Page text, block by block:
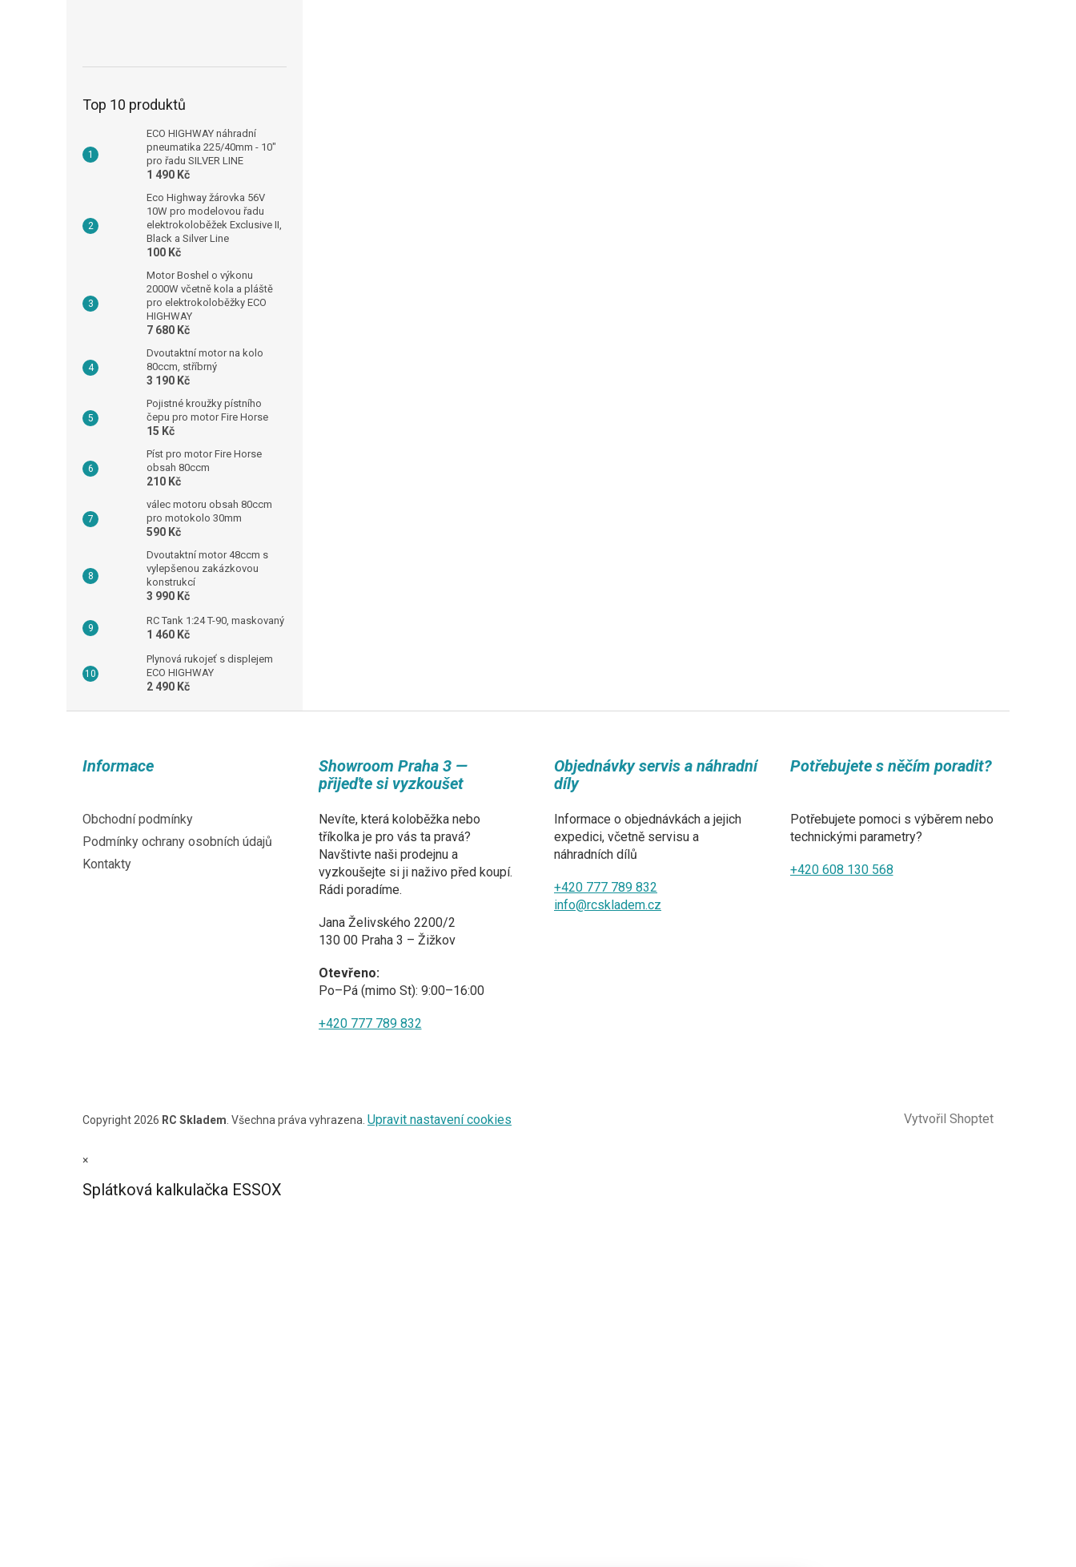
Top 10 produktů
ECO HIGHWAY náhradní
pneumatika 225/40mm - 10"
pro řadu SILVER LINE
1 490 Kč
Eco Highway žárovka 56V
10W pro modelovou řadu
elektrokoloběžek Exclusive II,
Black a Silver Line
100 Kč
Motor Boshel o výkonu
2000W včetně kola a pláště
pro elektrokoloběžky ECO
HIGHWAY
7 680 Kč
Dvoutaktní motor na kolo
80ccm, stříbrný
3 190 Kč
Pojistné kroužky pístního
čepu pro motor Fire Horse
15 Kč
Píst pro motor Fire Horse
obsah 80ccm
210 Kč
válec motoru obsah 80ccm
pro motokolo 30mm
590 Kč
Dvoutaktní motor 48ccm s
vylepšenou zakázkovou
konstrukcí
3 990 Kč
RC Tank 1:24 T-90, maskovaný
1 460 Kč
Plynová rukojeť s displejem
ECO HIGHWAY
2 490 Kč
Informace
Obchodní podmínky
Podmínky ochrany osobních údajů
Kontakty
Showroom Praha 3 —
přijeďte si vyzkoušet
Nevíte, která koloběžka nebo
tříkolka je pro vás ta pravá?
Navštivte naši prodejnu a
vyzkoušejte si ji naživo před koupí.
Rádi poradíme.
Jana Želivského 2200/2
130 00 Praha 3 – Žižkov
Otevřeno:
Po–Pá (mimo St): 9:00–16:00
+420 777 789 832
Objednávky servis a náhradní
díly
Informace o objednávkách a jejich
expedici, včetně servisu a
náhradních dílů
+420 777 789 832
info@rcskladem.cz
Potřebujete s něčím poradit?
Potřebujete pomoci s výběrem nebo
technickými parametry?
+420 608 130 568
Vytvořil Shoptet
Copyright 2026 RC Skladem . Všechna práva vyhrazena. Upravit nastavení cookies
×
Splátková kalkulačka ESSOX